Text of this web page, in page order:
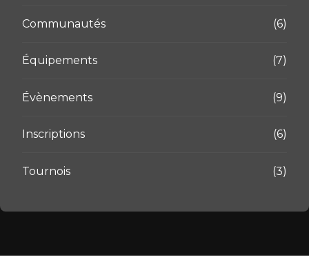
Communautés (6)
Équipements (7)
Évènements (9)
Inscriptions (6)
Tournois (3)